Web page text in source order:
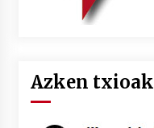
Azken txioak